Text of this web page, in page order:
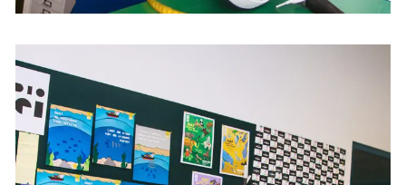
Lees meer
Lees meer